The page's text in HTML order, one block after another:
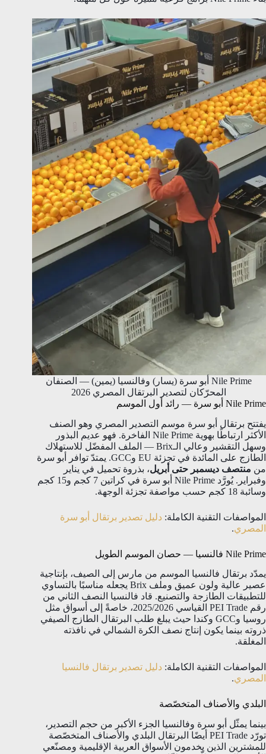
Nile Prime أبو سرة (يسار) وفالنسيا (يمين) — الصنفان
المحرّكان لتصدير البرتقال المصري 2026
Nile Prime أبو سرة — رائد أول الموسم
يفتتح برتقال أبو سرة موسم التصدير المصري وهو الصنف
الأكثر ارتباطًا بهوية Nile Prime الفاخرة. فهو عديم البذور
وسهل التقشير وعالي الـBrix — الملف المفضّل للاستهلاك
الطازج على المائدة في تجزئة EU وGCC. يمتدّ توافر أبو سرة
من منتصف ديسمبر حتى أبريل، بذروة تحميل في يناير
وفبراير. يُورَّد Nile Prime أبو سرة في كراتين 7 كجم و15 كجم
وسائبة 18 كجم حسب مواصفة تجزئة الوجهة.
المواصفات التقنية الكاملة: دليل تصدير برتقال أبو سرة
المصري.
Nile Prime فالنسيا — حصان الموسم الطويل
يمدّد برتقال فالنسيا الموسم من مارس إلى الصيف، بإنتاجية
عصير عالية ولون عميق وملف Brix يجعله مناسبًا بالتساوي
للتطبيقات الطازجة والتصنيع. قاد فالنسيا النصف الثاني من
رقم PEI Trade القياسي 2025/2026، خاصةً إلى أسواق مثل
روسيا وGCC وكندا حيث يبلغ طلب البرتقال الطازج الصيفي
ذروته بينما يكون إنتاج نصف الكرة الشمالي في نافذته
المغلقة.
المواصفات التقنية الكاملة: دليل تصدير برتقال فالنسيا
المصري.
البلدي والأصناف المتخصّصة
بينما يمثّل أبو سرة وفالنسيا الجزء الأكبر من حجم التصدير،
تورّد PEI Trade أيضًا البرتقال البلدي والأصناف المتخصّصة
للمشترين الذين يخدمون الأسواق العربية الإقليمية ومصنّعي